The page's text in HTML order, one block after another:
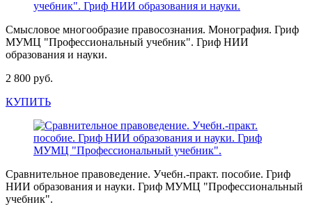
Смысловое многообразие правосознания. Монография. Гриф
МУМЦ "Профессиональный учебник". Гриф НИИ
образования и науки.
2 800 руб.
КУПИТЬ
Сравнительное правоведение. Учебн.-практ. пособие. Гриф
НИИ образования и науки. Гриф МУМЦ "Профессиональный
учебник".